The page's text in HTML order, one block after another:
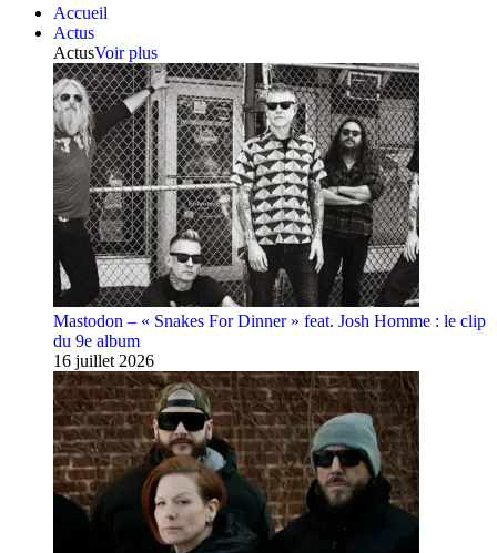
Accueil
Actus
ActusVoir plus
Mastodon – « Snakes For Dinner » feat. Josh Homme : le clip
du 9e album
16 juillet 2026